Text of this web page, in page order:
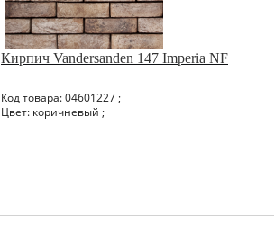
Кирпич Vandersanden 147 Imperia NF
Код товара: 04601227 ;
Цвет: коричневый ;